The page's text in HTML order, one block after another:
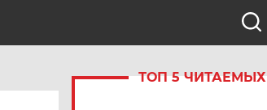
ТОП 5 ЧИТАЕМЫХ